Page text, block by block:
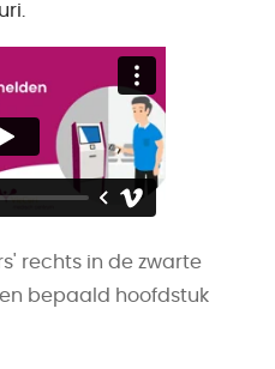
rechts in de zwarte
bepaald hoofdstuk